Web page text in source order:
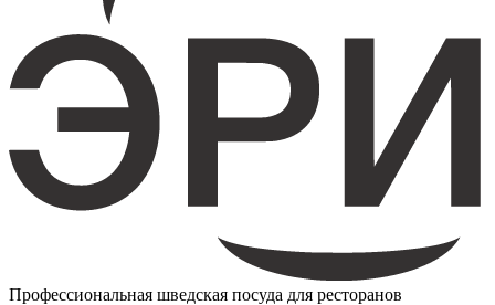
Профессиональная шведская посуда для ресторанов